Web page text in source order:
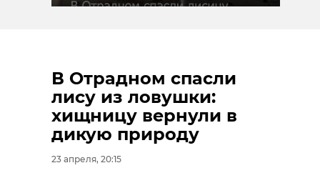
В Отрадном спасли
лису из ловушки:
хищницу вернули в
дикую природу
23 апреля, 20:15